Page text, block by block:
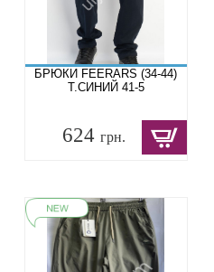
БРЮКИ FEERARS (34-44)
Т.СИНИЙ 41-5
624грн.